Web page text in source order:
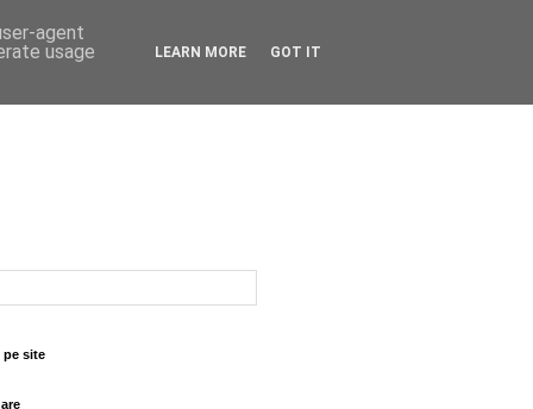
pe site
agent
usage
LEARN MORE GOT IT